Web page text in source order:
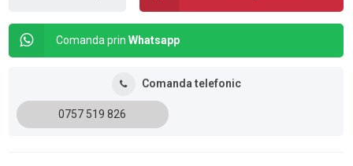
Comanda prinWhatsapp
Comanda telefonic
0757 519 826